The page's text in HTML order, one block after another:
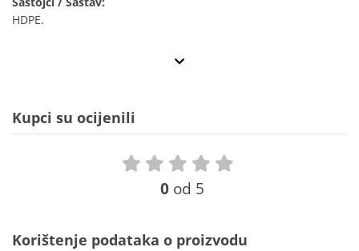
HDPE.
Kupci su ocijenili
0 od 5
Korištenje podataka o proizvodu